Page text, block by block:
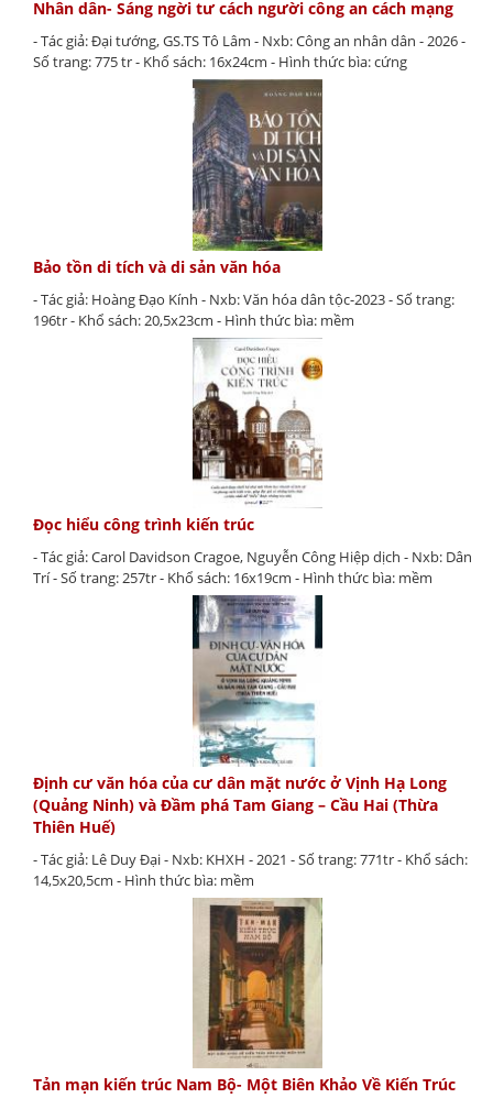
Nhân dân- Sáng ngời tư cách người công an cách mạng
- Tác giả: Đại tướng, GS.TS Tô Lâm - Nxb: Công an nhân dân - 2026 -
Số trang: 775 tr - Khổ sách: 16x24cm - Hình thức bìa: cứng
Bảo tồn di tích và di sản văn hóa
- Tác giả: Hoàng Đạo Kính - Nxb: Văn hóa dân tộc-2023 - Số trang:
196tr - Khổ sách: 20,5x23cm - Hình thức bìa: mềm
Đọc hiểu công trình kiến trúc
- Tác giả: Carol Davidson Cragoe, Nguyễn Công Hiệp dịch - Nxb: Dân
Trí - Số trang: 257tr - Khổ sách: 16x19cm - Hình thức bìa: mềm
Định cư văn hóa của cư dân mặt nước ở Vịnh Hạ Long
(Quảng Ninh) và Đầm phá Tam Giang – Cầu Hai (Thừa
Thiên Huế)
- Tác giả: Lê Duy Đại - Nxb: KHXH - 2021 - Số trang: 771tr - Khổ sách:
14,5x20,5cm - Hình thức bìa: mềm
Tản mạn kiến trúc Nam Bộ- Một Biên Khảo Về Kiến Trúc